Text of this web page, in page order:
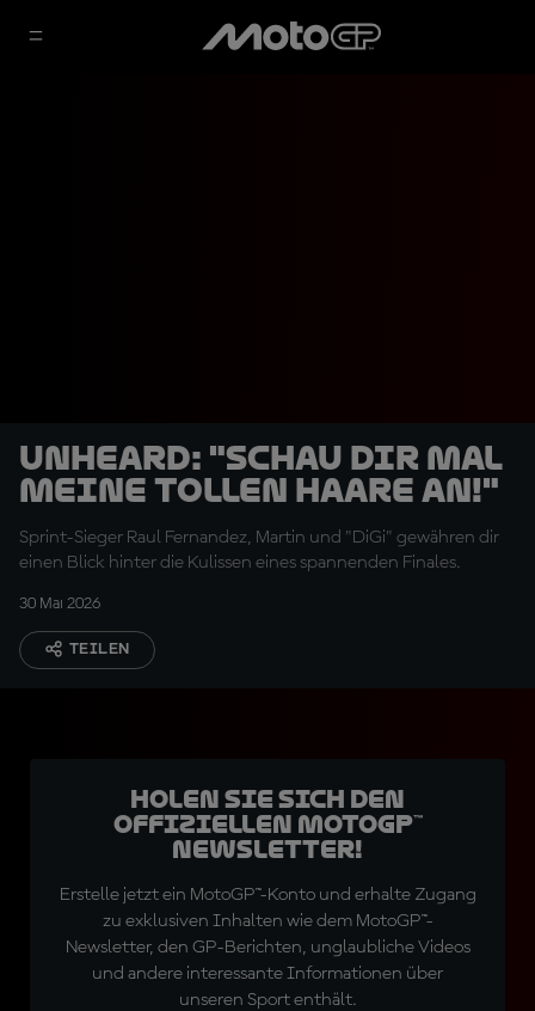
UNHEARD: "Schau dir mal
meine tollen Haare an!"
Sprint-Sieger Raul Fernandez, Martin und "DiGi" gewähren dir
einen Blick hinter die Kulissen eines spannenden Finales.
30 Mai 2026
TEILEN
Holen Sie sich den
offiziellen MotoGP™
Newsletter!
Erstelle jetzt ein MotoGP™-Konto und erhalte Zugang
zu exklusiven Inhalten wie dem MotoGP™-
Newsletter, den GP-Berichten, unglaubliche Videos
und andere interessante Informationen über
unseren Sport enthält.